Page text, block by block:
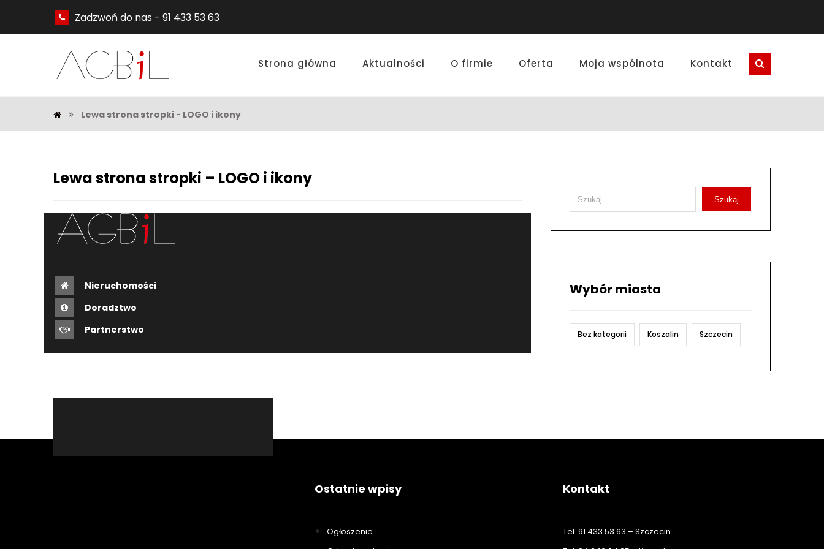
Zadzwoń do nas - 91 433 53 63
Strona główna Aktualności O firmie Oferta Moja wspólnota Kontakt
Lewa strona stropki - LOGO i ikony
Lewa strona stropki – LOGO i ikony
Nieruchomości
Doradztwo
Partnerstwo
Szukaj
Wybór miasta
Bez kategorii Koszalin Szczecin
Ostatnie wpisy
Ogłoszenie
Kontakt
Tel. 91 433 53 63 – Szczecin